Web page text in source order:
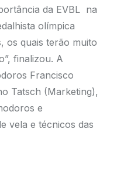
da EVBL na
olímpica
os quais terão muito
finalizou. A
Francisco
Tatsch (Marketing),
e
vela e técnicos das